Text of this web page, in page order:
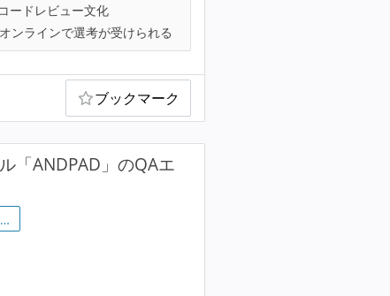
コードレビュー文化
オンラインで選考が受けられる
ブックマーク
「ANDPAD」のQAエ
…